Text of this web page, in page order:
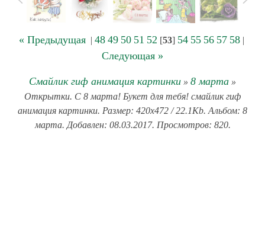
« Предыдущая| 48 49 50 51 52 [53] 54 55 56 57 58|
Следующая »
Смайлик гиф анимация картинки » 8 марта »
Открытки. С 8 марта! Букет для тебя! смайлик гиф
анимация картинки. Размер: 420x472 / 22.1Kb. Альбом: 8
марта. Добавлен: 08.03.2017. Просмотров: 820.